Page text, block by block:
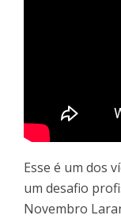
Esse é um dos
um desafio
Novembro